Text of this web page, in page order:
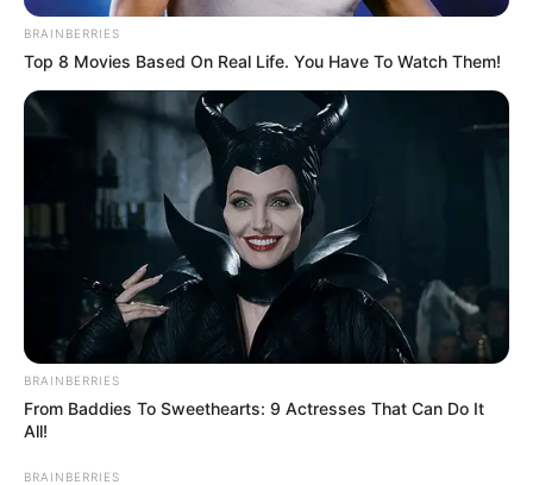
BRAINBERRIES
Top 8 Movies Based On Real Life. You Have To Watch Them!
BRAINBERRIES
From Baddies To Sweethearts: 9 Actresses That Can Do It
All!
BRAINBERRIES